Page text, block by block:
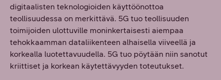
digitaalisten teknologioiden käyttöönottoa
teollisuudessa on merkittävä. 5G tuo teollisuuden
toimijoiden ulottuville moninkertaisesti aiempaa
tehokkaamman dataliikenteen alhaisella viiveellä ja
korkealla luotettavuudella. 5G tuo pöytään niin sanotut
kriittiset ja korkean käytettävyyden toteutukset.